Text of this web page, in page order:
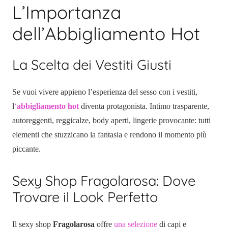
L’Importanza
dell’Abbigliamento Hot
La Scelta dei Vestiti Giusti
Se vuoi vivere appieno l’esperienza del sesso con i vestiti,
l‘abbigliamento hot diventa protagonista. Intimo trasparente,
autoreggenti, reggicalze, body aperti, lingerie provocante: tutti
elementi che stuzzicano la fantasia e rendono il momento più
piccante.
Sexy Shop Fragolarosa: Dove
Trovare il Look Perfetto
Il sexy shop Fragolarosa offre una selezione di capi e